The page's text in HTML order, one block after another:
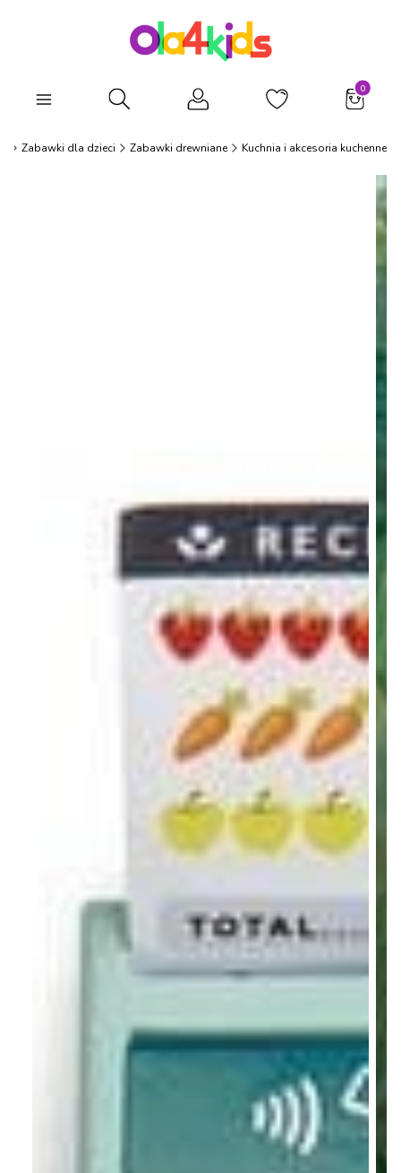
Otwórz wyszukiwarkę
Zabawki dla dzieci Zabawki drewniane Kuchnia i akcesoria kuchenne